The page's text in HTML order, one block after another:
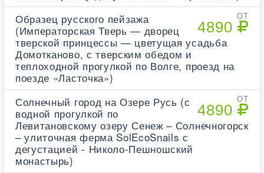
ОТ
4890
Образец русского пейзажа
(Императорская Тверь — дворец
тверской принцессы — цветущая усадьба
Домотканово, с тверским обедом и
теплоходной прогулкой по Волге, проезд на
поезде «Ласточка»)
ОТ
4890
Солнечный город на Озере Русь (с
водной прогулкой по
Левитановскому озеру Сенеж – Солнечногорск
– улиточная ферма SolEcoSnails с
дегустацией - Николо-Пешношский
монастырь)